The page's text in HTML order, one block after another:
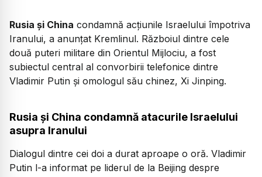
Rusia și China condamnă acțiunile Israelului împotriva
Iranului, a anunțat Kremlinul. Războiul dintre cele
două puteri militare din Orientul Mijlociu, a fost
subiectul central al convorbirii telefonice dintre
Vladimir Putin și omologul său chinez, Xi Jinping.
Rusia și China condamnă atacurile Israelului
asupra Iranului
Dialogul dintre cei doi a durat aproape o oră. Vladimir
Putin l-a informat pe liderul de la Beijing despre